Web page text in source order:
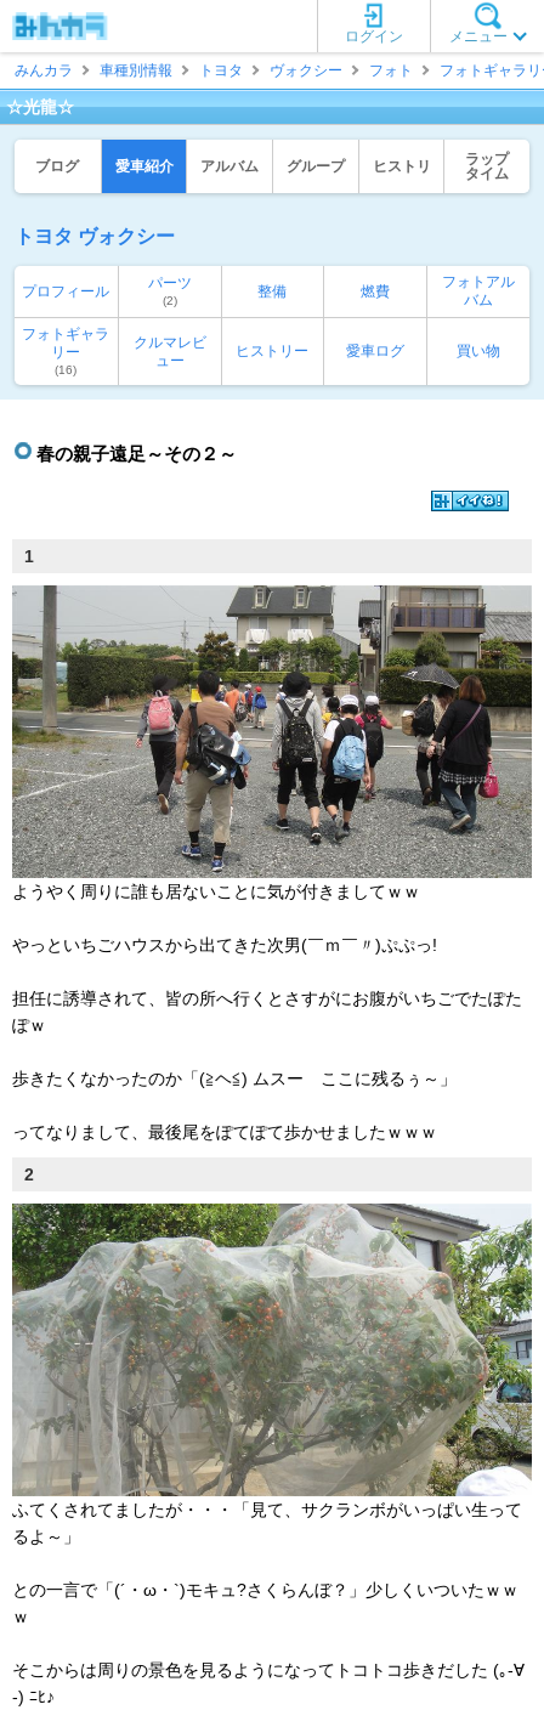
メニュー
ログイン
みんカラ
車種別情報 トヨタ ヴォクシー フォト フォトギャラ
☆光龍☆
ブログ 愛車紹介 アルバム グループ ヒストリ
ラップ
タイム
トヨタ ヴォクシー
プロフィール パーツ
(2)
整備 燃費
フォトアル
バム
フォトギャラ
リー
(16)
クルマレビ
ュー
ヒストリー 愛車ログ 買い物
春の親子遠足～その２～
1
ようやく周りに誰も居ないことに気が付きましてｗｗ
やっといちごハウスから出てきた次男(￣ｍ￣〃)ぷぷっ!
担任に誘導されて、皆の所へ行くとさすがにお腹がいちごでたぽた
ぽｗ
歩きたくなかったのか「(≧ヘ≦) ムスー ここに残るぅ～」
ってなりまして、最後尾をぽてぽて歩かせましたｗｗｗ
2
ふてくされてましたが・・・「見て、サクランボがいっぱい生って
るよ～」
との一言で「(´・ω・`)モキュ?さくらんぼ？」少しくいついたｗｗ
ｗ
そこからは周りの景色を見るようになってトコトコ歩きだした (｡-∀
-) ﾆﾋ♪